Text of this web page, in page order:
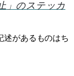
」のステッカ
述があるものはち